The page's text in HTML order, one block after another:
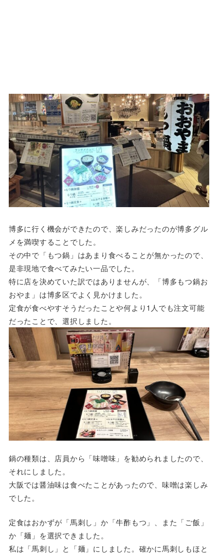
博多に行く機会ができたので、楽しみだったのが博多グル
メを満喫することでした。
その中で「もつ鍋」はあまり食べることが無かったので、
是非現地で食べてみたい一品でした。
特に店を決めていた訳ではありませんが、「博多もつ鍋お
おやま」は博多区でよく見かけました。
定食が食べやすそうだったことや何より1人でも注文可能
だったことで、選択しました。
鍋の種類は、店員から「味噌味」を勧められましたので、
それにしました。
大阪では醤油味は食べたことがあったので、味噌は楽しみ
でした。
定食はおかずが「馬刺し」か「牛酢もつ」、また「ご飯」
か「麺」を選択できました。
私は「馬刺し」と「麺」にしました。確かに馬刺しもほと